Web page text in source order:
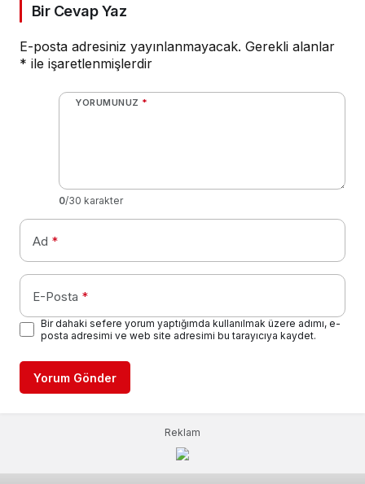
Bir Cevap Yaz
E-posta adresiniz yayınlanmayacak. Gerekli alanlar
* ile işaretlenmişlerdir
YORUMUNUZ *
0/30 karakter
Ad *
E-Posta *
Bir dahaki sefere yorum yaptığımda kullanılmak üzere adımı, e-
posta adresimi ve web site adresimi bu tarayıcıya kaydet.
Yorum Gönder
Reklam